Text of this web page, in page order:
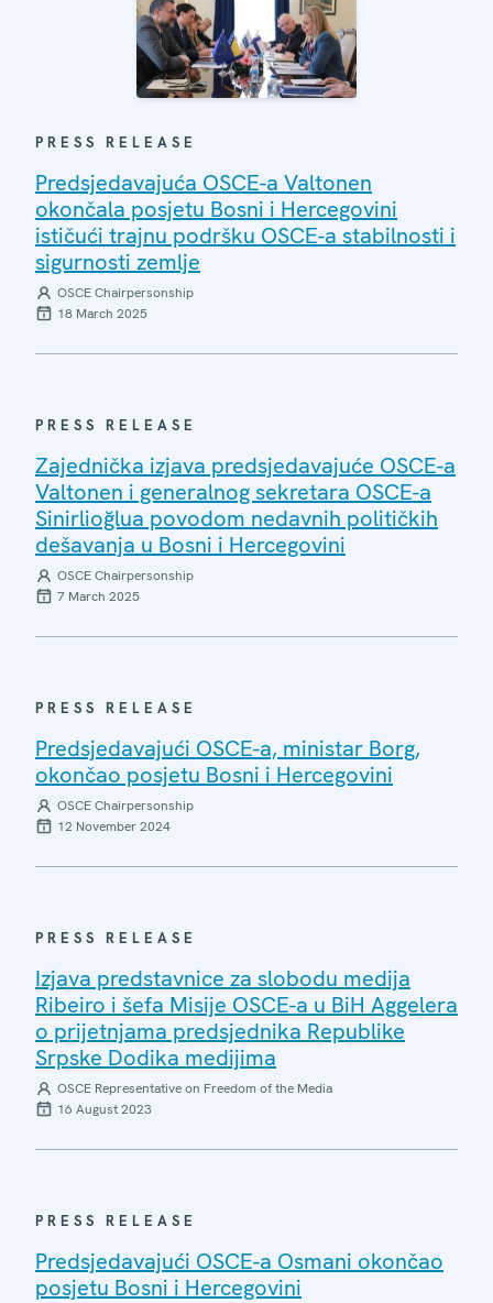
PRESS RELEASE
Predsjedavajuća OSCE-a Valtonen
okončala posjetu Bosni i Hercegovini
ističući trajnu podršku OSCE-a stabilnosti i
sigurnosti zemlje
OSCE Chairpersonship
18 March 2025
PRESS RELEASE
Zajednička izjava predsjedavajuće OSCE-a
Valtonen i generalnog sekretara OSCE-a
Sinirlioğlua povodom nedavnih političkih
dešavanja u Bosni i Hercegovini
OSCE Chairpersonship
7 March 2025
PRESS RELEASE
Predsjedavajući OSCE-a, ministar Borg,
okončao posjetu Bosni i Hercegovini
OSCE Chairpersonship
12 November 2024
PRESS RELEASE
Izjava predstavnice za slobodu medija
Ribeiro i šefa Misije OSCE-a u BiH Aggelera
o prijetnjama predsjednika Republike
Srpske Dodika medijima
OSCE Representative on Freedom of the Media
16 August 2023
PRESS RELEASE
Predsjedavajući OSCE-a Osmani okončao
posjetu Bosni i Hercegovini